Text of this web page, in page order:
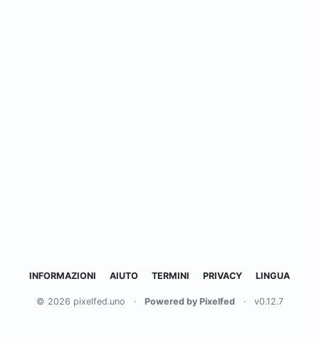
INFORMAZIONI AIUTO TERMINI PRIVACY LINGUA
© 2026 pixelfed.uno · Powered by Pixelfed · v0.12.7